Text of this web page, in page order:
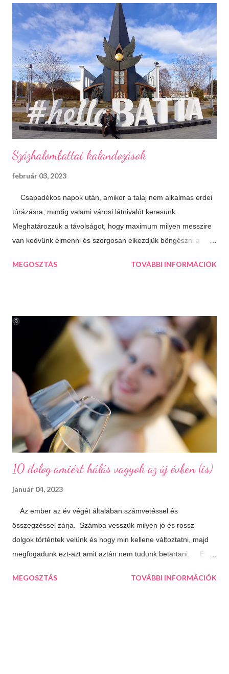
már nem gyakran esik a hó, de korizni akkor is lehet, minden
másért meg irány a Kékes, Dobogókő vagy Eplény. Sűrű
krémlevesek Van abban valami megnyugtató amikor az ember
egy tál tartalmas és forró krémlevest kanalaz. Illatos, forró
fürdők Azt hiszem ehhez nem is kell mit hozzáfűzni...
Hangulatfények mindenhol Bátran rakd velük tele te is a
lakásodat, meglátod milyen meghitt hangulatot teremtenek.
Isteni sütemények Diós, mákos, túrós, lekváro...
Százhalombattai kalandozások
február 03, 2023
Csapadékos napok után, amikor a talaj nem alkalmas erdei
túrázásra, mindig valami városi látnivalót keresünk.
Meghatározzuk a távolságot, hogy maximum milyen messzire
van kedvünk elmenni és szorgosan elkezdjük böngészni a
települést. Így esett a választásunk következő úticélként
lakott, bővelkedik régészeti feltárásokban és kincsekben,
melyeket a város a mai napig lelkiismeretesen ápol és büszkén
meg is mutat a világnak. A százhalom előtag a település
határában húzódó halomsírokra utal, melyeket ma is meg lehet
tekinteni a régészeti parkban. De még mielőtt ide eljutnánk,
érdemes megállni a gyönyörűen felújított főtéren, ahol a
Makovecz Imre által tervezett Szent István Templom magas...
MEGOSZTÁS TOVÁBBI INFORMÁCIÓK
10 dolog amiért hálás vagyok az új évben (is)
január 04, 2023
Az ember az év végét általában számvetéssel és
összegzéssel zárja. Számba vesszük milyen jó és rossz
dolgok történtek velünk és hogy min kellene változtatni, majd
megfogadunk ezt-azt amit aztán nem tudunk betartani. Én
Nem agyalok a múlton, azon már úgysem tudok változtatni,
MEGOSZTÁS TOVÁBBI INFORMÁCIÓK